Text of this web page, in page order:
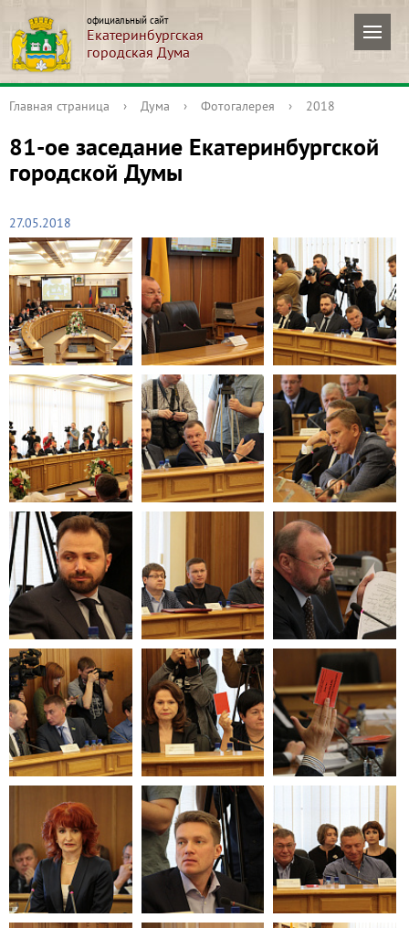
официальный сайт
Екатеринбургская
городская Дума
Главная страница › Дума › Фотогалерея › 2018
81-ое заседание Екатеринбургской
городской Думы
27.05.2018